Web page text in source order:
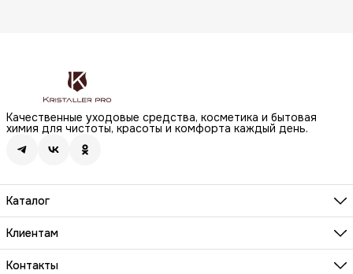
Качественные уходовые средства, косметика и бытовая
химия для чистоты, красоты и комфорта каждый день.
Каталог
Бренды
Волосы
Макияж
Клиентам
О компании
Реквизиты
Контакты